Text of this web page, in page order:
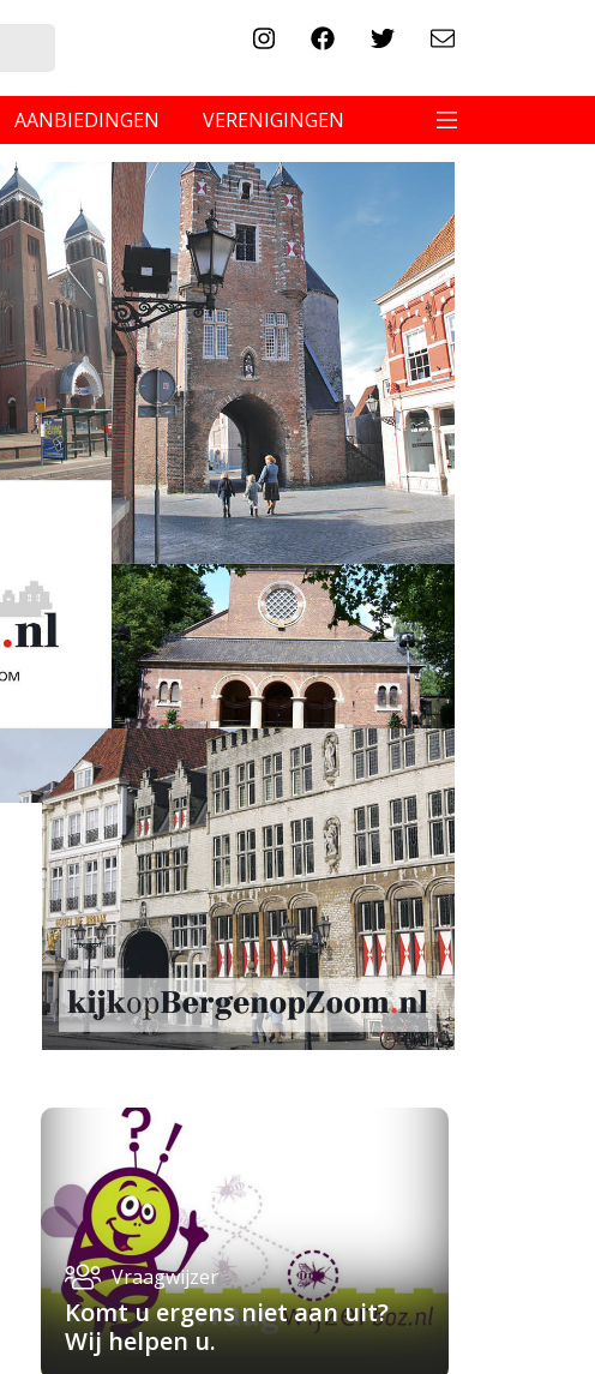
AANBIEDINGEN VERENIGINGEN
Vraagwijzer
Komt u ergens niet aan uit?
Wij helpen u.